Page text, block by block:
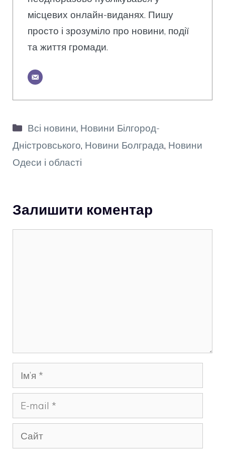
місцевих онлайн-виданях. Пишу
просто і зрозуміло про новини, події
та життя громади.
Категорії
Всі новини, Новини Білгород-
Дністровського, Новини Болграда, Новини
Одеси і області
Залишити коментар
Ім’я
mail
Сайт